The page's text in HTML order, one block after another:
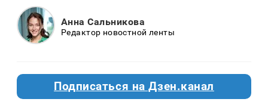
Анна Сальникова
Редактор новостной ленты
Подписаться на Дзен.канал